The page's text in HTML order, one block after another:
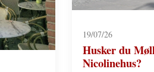
19/07/26
Husker du
Nicolinehus?